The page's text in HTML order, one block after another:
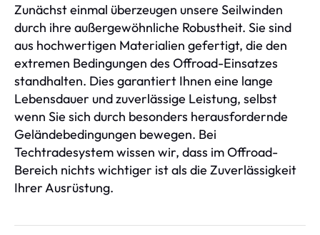
Zunächst einmal überzeugen unsere Seilwinden
durch ihre außergewöhnliche Robustheit. Sie sind
aus hochwertigen Materialien gefertigt, die den
extremen Bedingungen des Offroad-Einsatzes
standhalten. Dies garantiert Ihnen eine lange
Lebensdauer und zuverlässige Leistung, selbst
wenn Sie sich durch besonders herausfordernde
Geländebedingungen bewegen. Bei
Techtradesystem wissen wir, dass im Offroad-
Bereich nichts wichtiger ist als die Zuverlässigkeit
Ihrer Ausrüstung.